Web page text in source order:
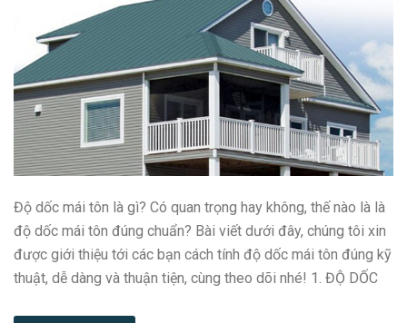
Độ dốc mái tôn là gì? Có quan trọng hay không, thế nào là là
độ dốc mái tôn đúng chuẩn? Bài viết dưới đây, chúng tôi xin
được giới thiệu tới các bạn cách tính độ dốc mái tôn đúng kỹ
thuật, dễ dàng và thuận tiện, cùng theo dõi nhé! 1. ĐỘ DỐC